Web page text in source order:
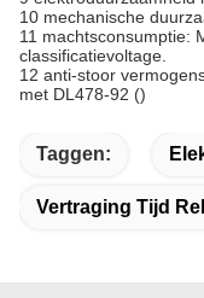
10 mechanische
11 machtsconsumptie:
classificatievoltage.
12 anti-stoor
met DL478-92 ()
Taggen:
Vertraging Tijd